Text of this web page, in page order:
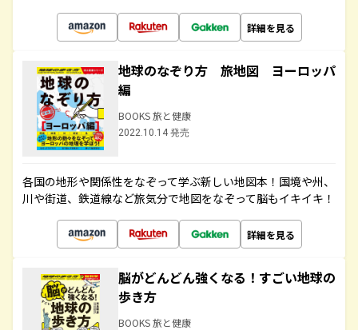
詳細を見る
地球のなぞり方 旅地図 ヨーロッパ
編
BOOKS 旅と健康
2022.10.14 発売
各国の地形や関係性をなぞって学ぶ新しい地図本！国境や州、
川や街道、鉄道線など旅気分で地図をなぞって脳もイキイキ！
詳細を見る
脳がどんどん強くなる！すごい地球の
歩き方
BOOKS 旅と健康